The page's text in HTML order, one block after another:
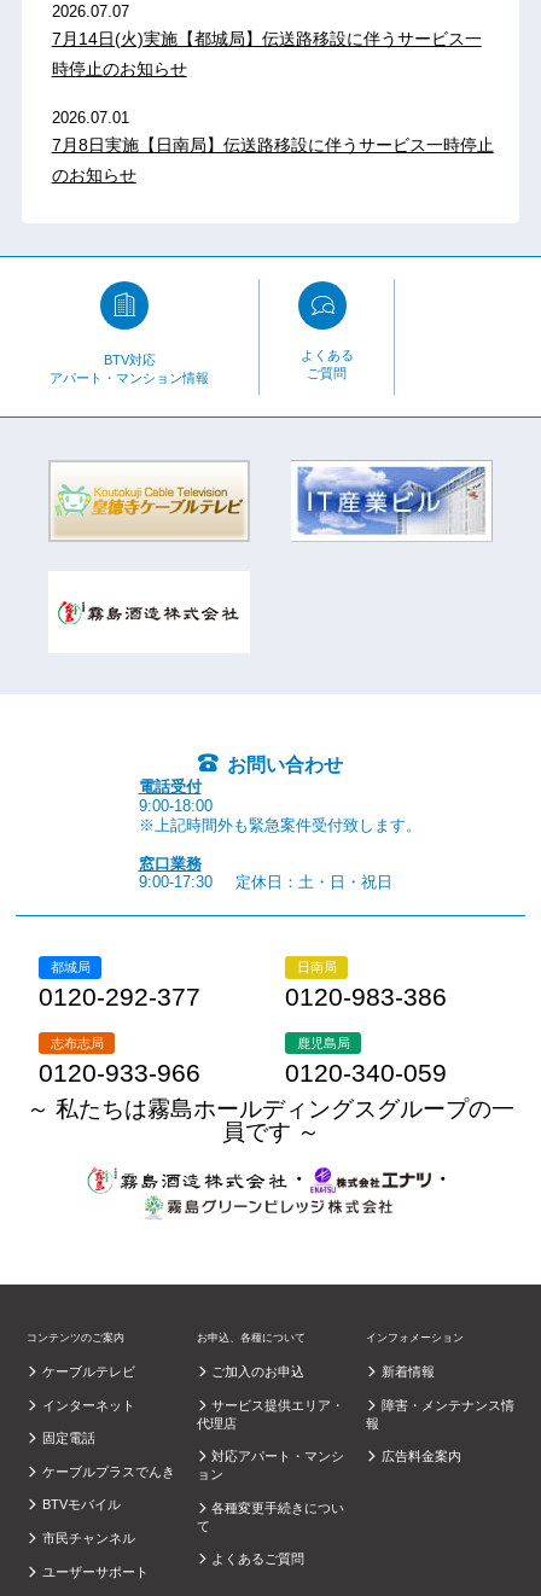
2026.07.07
7月14日(火)実施【都城局】伝送路移設に伴うサービス一
時停止のお知らせ
2026.07.01
7月8日実施【日南局】伝送路移設に伴うサービス一時停止
のお知らせ
BTV対応
アパート・マンション情報
よくある
ご質問
お問い合わせ
電話受付
9:00-18:00
※上記時間外も緊急案件受付致します。
窓口業務
9:00-17:30
定休日：土・日・祝日
都城局
0120-292-377
日南局
0120-983-386
志布志局
0120-933-966
鹿児島局
0120-340-059
～ 私たちは霧島ホールディングスグループの一
員です ～
・
・
コンテンツのご案内
ケーブルテレビ
インターネット
固定電話
ケーブルプラスでんき
BTVモバイル
市民チャンネル
ユーザーサポート
お申込、各種について
ご加入のお申込
サービス提供エリア・
代理店
対応アパート・マンシ
ョン
各種変更手続きについ
て
よくあるご質問
インフォメーション
新着情報
障害・メンテナンス情
報
広告料金案内